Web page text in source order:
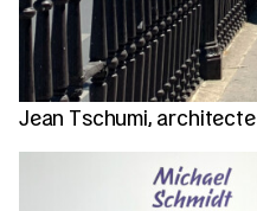
Jean Tschumi, architecte